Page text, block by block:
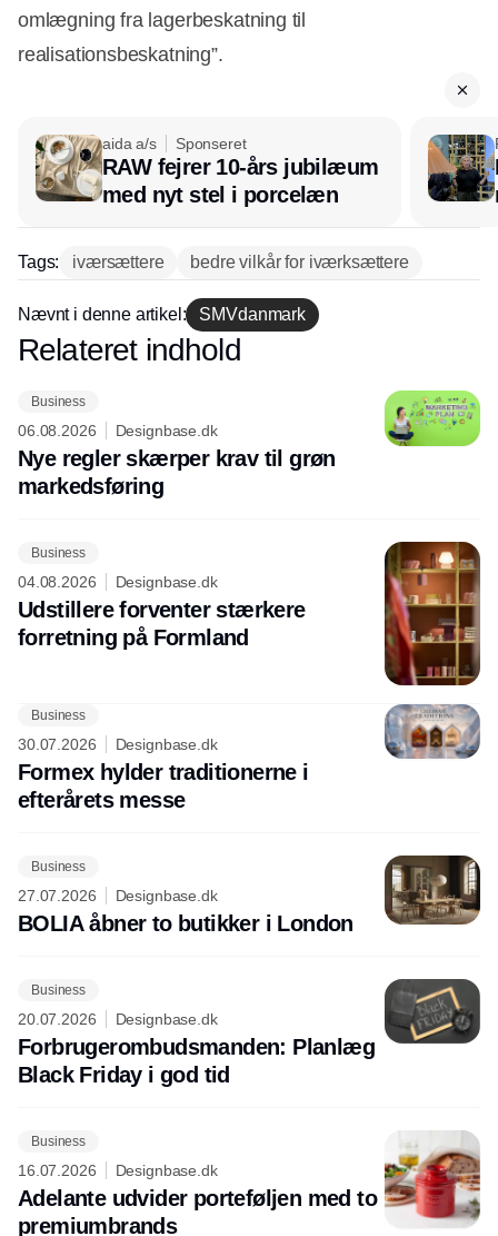
omlægning fra lagerbeskatning til
realisationsbeskatning”.
aida a/s Sponseret
RAW fejrer 10-års jubilæum
med nyt stel i porcelæn
Tags: iværsættere bedre vilkår for iværksættere
Nævnt i denne artikel: SMVdanmark
Annonce
Relateret indhold
Business
06.08.2026 Designbase.dk
Nye regler skærper krav til grøn
markedsføring
Business
04.08.2026 Designbase.dk
Udstillere forventer stærkere
forretning på Formland
Business
30.07.2026 Designbase.dk
Formex hylder traditionerne i
efterårets messe
Business
27.07.2026 Designbase.dk
BOLIA åbner to butikker i London
Business
20.07.2026 Designbase.dk
Forbrugerombudsmanden: Planlæg
Black Friday i god tid
Business
16.07.2026 Designbase.dk
Adelante udvider porteføljen med to
premiumbrands